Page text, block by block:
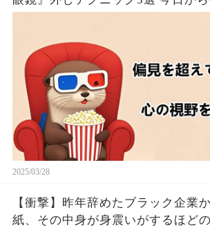
2025/03/28
【衝撃】昨年辞めたブラック企業
紙、その中身が身震いがするほど